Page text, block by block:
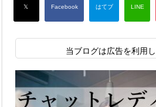
当ブログは広告を利用し